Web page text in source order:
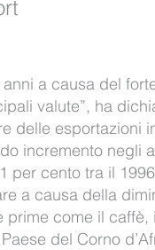
a causa del
valute”, ha
delle esportazioni
incremento negli
per cento tra il
a causa della
prime come il
Paese del Corno